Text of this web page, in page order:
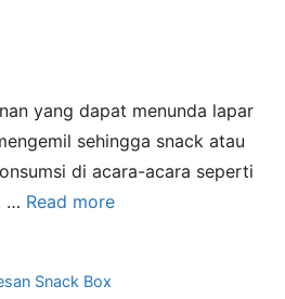
yang dapat menunda lapar
sehingga snack atau
di acara-acara seperti
… Read more
Snack Box